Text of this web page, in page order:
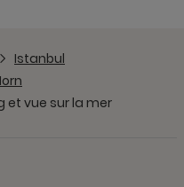
Istanbul
et vue sur la mer